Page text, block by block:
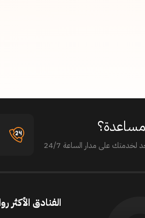
لخدمتك على مدار الساعة 24/7
الفنادق الأكثر